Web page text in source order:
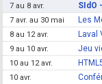
7 au 8 avr. SIdO
7 avr. au 30 mai Les
8 au 12 avr. Laval
9 au 10 avr. Jeu
10 au 12 avr.
10 avr.